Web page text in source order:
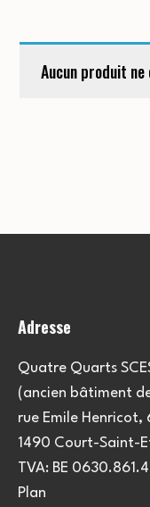
Aucun produit
Adresse
Quatre Quarts
(ancien bâtiment
rue Emile Henricot,
1490 Court-Saint-
TVA: BE
Plan